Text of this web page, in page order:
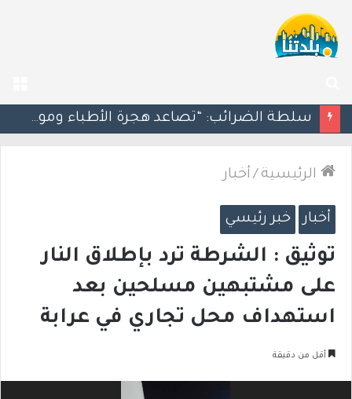
عن
مسؤول إسرائيلي: الحكومة اللبنانية وافقت على وجود الجيش الإسرائيلي داخل أراضيها
الرئيسية / أخبار
أخبار خبر رئيسي
توثيق : الشرطة ترد بإطلاق النار
على مشتبهين مسلحين بعد
استهداف محل تجاري في عرابة
أقل من دقيقة